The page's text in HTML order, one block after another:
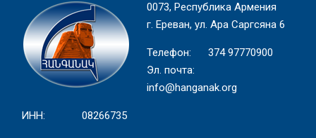
0073, Республика Армения
г. Ереван, ул. Ара Саргсяна 6
Телефон: 374 97770900
Эл. почта:
info@hanganak.org
ИНН: 08266735